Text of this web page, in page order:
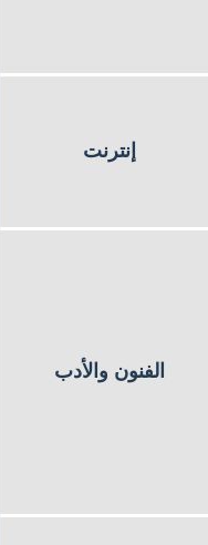
إنترنت
الفنون والأدب